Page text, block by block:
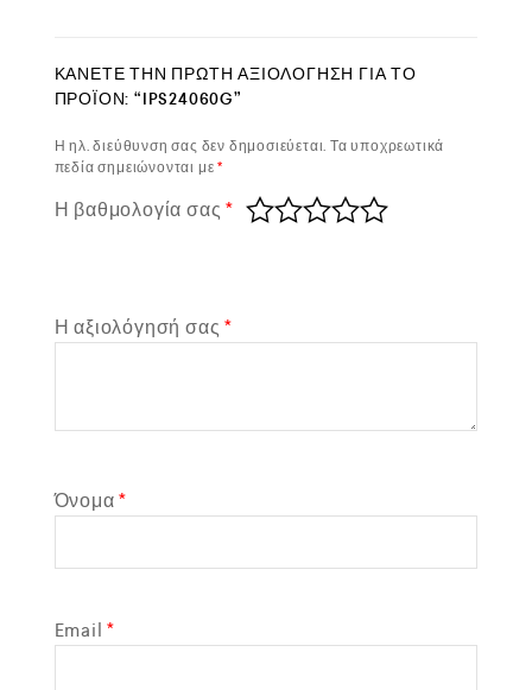
ΚΆΝΕΤΕ ΤΗΝ ΠΡΏΤΗ ΑΞΙΟΛΌΓΗΣΗ ΓΙΑ ΤΟ
ΠΡΟΪΌΝ: “IPS24060G”
Η ηλ. διεύθυνση σας δεν δημοσιεύεται. Τα υποχρεωτικά
πεδία σημειώνονται με*
Η βαθμολογία σας*
Η αξιολόγησή σας*
Όνομα*
Email*